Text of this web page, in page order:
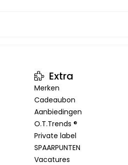
Extra
Merken
Cadeaubon
Aanbiedingen
O.T.Trends ®
Private label
SPAARPUNTEN
Vacatures